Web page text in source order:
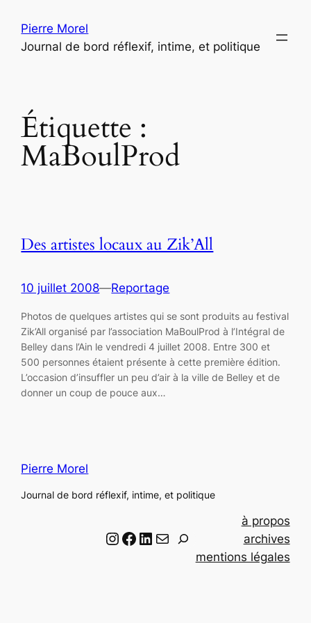
contenu
Pierre Morel
Journal de bord réflexif, intime, et politique
Étiquette :
MaBoulProd
Des artistes locaux au Zik’All
10 juillet 2008—Reportage
Photos de quelques artistes qui se sont produits au festival
Zik’All organisé par l’association MaBoulProd à l’Intégral de
Belley dans l’Ain le vendredi 4 juillet 2008. Entre 300 et
500 personnes étaient présente à cette première édition.
L’occasion d’insuffler un peu d’air à la ville de Belley et de
donner un coup de pouce aux…
Pierre Morel
Journal de bord réflexif, intime, et politique
Instagram Facebook LinkedIn Email
à propos
archives
mentions légales